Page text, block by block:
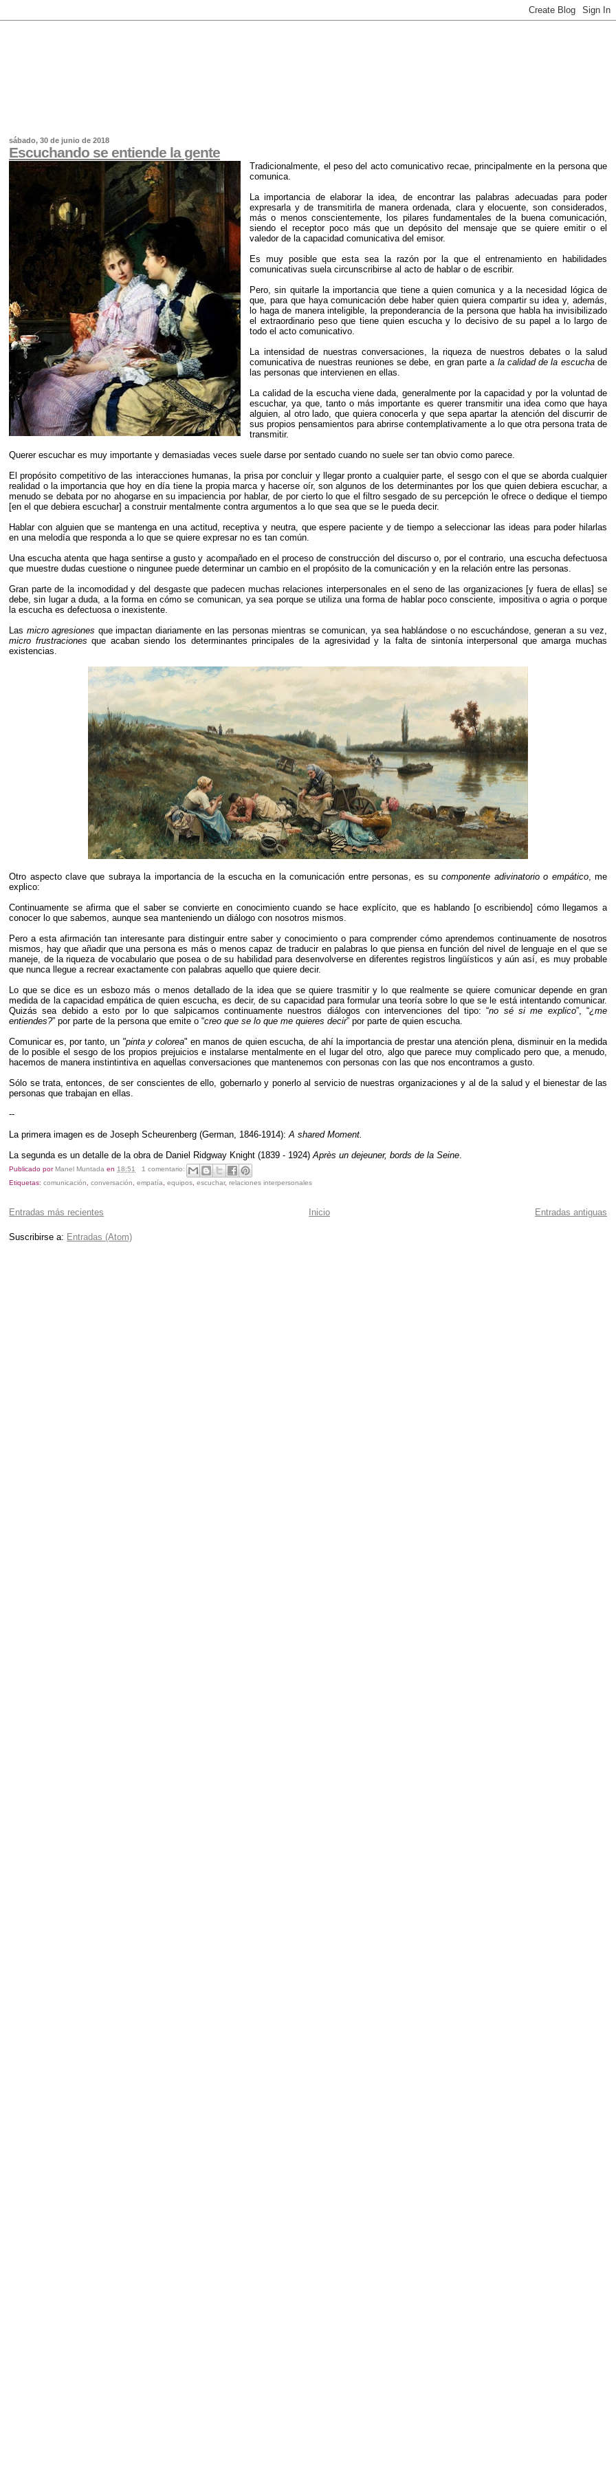
sábado, 30 de junio de 2018
Escuchando se entiende la gente
Tradicionalmente, el peso del acto comunicativo recae, principalmente en la persona que
comunica.
La importancia de elaborar la idea, de encontrar las palabras adecuadas para poder
expresarla y de transmitirla de manera ordenada, clara y elocuente, son considerados,
más o menos conscientemente, los pilares fundamentales de la buena comunicación,
siendo el receptor poco más que un depósito del mensaje que se quiere emitir o el
valedor de la capacidad comunicativa del emisor.
Es muy posible que esta sea la razón por la que el entrenamiento en habilidades
comunicativas suela circunscribirse al acto de hablar o de escribir.
Pero, sin quitarle la importancia que tiene a quien comunica y a la necesidad lógica de
que, para que haya comunicación debe haber quien quiera compartir su idea y, además,
lo haga de manera inteligible, la preponderancia de la persona que habla ha invisibilizado
el extraordinario peso que tiene quien escucha y lo decisivo de su papel a lo largo de
todo el acto comunicativo.
La intensidad de nuestras conversaciones, la riqueza de nuestros debates o la salud
comunicativa de nuestras reuniones se debe, en gran parte a la calidad de la escuchade
las personas que intervienen en ellas.
La calidad de la escucha viene dada, generalmente por la capacidad y por la voluntad de
escuchar, ya que, tanto o más importante es querer transmitir una idea como que haya
alguien, al otro lado, que quiera conocerla y que sepa apartar la atención del discurrir de
sus propios pensamientos para abrirse contemplativamente a lo que otra persona trata de
transmitir.
Querer escuchar es muy importante y demasiadas veces suele darse por sentado cuando no suele ser tan obvio como parece.
El propósito competitivo de las interacciones humanas, la prisa por concluir y llegar pronto a cualquier parte, el sesgo con el que se aborda cualquier
realidad o la importancia que hoy en día tiene la propia marca y hacerse oír, son algunos de los determinantes por los que quien debiera escuchar, a
menudo se debata por no ahogarse en su impaciencia por hablar, de por cierto lo que el filtro sesgado de su percepción le ofrece o dedique el tiempo
[en el que debiera escuchar] a construir mentalmente contra argumentos a lo que sea que se le pueda decir.
Hablar con alguien que se mantenga en una actitud, receptiva y neutra, que espere paciente y de tiempo a seleccionar las ideas para poder hilarlas
en una melodía que responda a lo que se quiere expresar no es tan común.
Una escucha atenta que haga sentirse a gusto y acompañado en el proceso de construcción del discurso o, por el contrario, una escucha defectuosa
que muestre dudas cuestione o ningunee puede determinar un cambio en el propósito de la comunicación y en la relación entre las personas.
Gran parte de la incomodidad y del desgaste que padecen muchas relaciones interpersonales en el seno de las organizaciones [y fuera de ellas] se
debe, sin lugar a duda, a la forma en cómo se comunican, ya sea porque se utiliza una forma de hablar poco consciente, impositiva o agria o porque
la escucha es defectuosa o inexistente.
Las micro agresiones que impactan diariamente en las personas mientras se comunican, ya sea hablándose o no escuchándose, generan a su vez,
micro frustraciones que acaban siendo los determinantes principales de la agresividad y la falta de sintonía interpersonal que amarga muchas
existencias.
Otro aspecto clave que subraya la importancia de la escucha en la comunicación entre personas, es sucomponente adivinatorio o empático, me
explico:
Continuamente se afirma que el saber se convierte en conocimiento cuando se hace explícito, que es hablando [o escribiendo] cómo llegamos a
conocer lo que sabemos, aunque sea manteniendo un diálogo con nosotros mismos.
Pero a esta afirmación tan interesante para distinguir entre saber y conocimiento o para comprender cómo aprendemos continuamente de nosotros
mismos, hay que añadir que una persona es más o menos capaz de traducir en palabras lo que piensa en función del nivel de lenguaje en el que se
maneje, de la riqueza de vocabulario que posea o de su habilidad para desenvolverse en diferentes registros lingüísticos y aún así, es muy probable
que nunca llegue a recrear exactamente con palabras aquello que quiere decir.
Lo que se dice es un esbozo más o menos detallado de la idea que se quiere trasmitir y lo que realmente se quiere comunicar depende en gran
medida de la capacidad empática de quien escucha, es decir, de su capacidad para formular una teoría sobre lo que se le está intentando comunicar.
Quizás sea debido a esto por lo que salpicamos continuamente nuestros diálogos con intervenciones del tipo: “no sé si me explico”, “¿me
entiendes?” por parte de la persona que emite o “creo que se lo que me quieres decir” por parte de quien escucha.
Comunicar es, por tanto, un "pinta y colorea" en manos de quien escucha, de ahí la importancia de prestar una atención plena, disminuir en la medida
de lo posible el sesgo de los propios prejuicios e instalarse mentalmente en el lugar del otro, algo que parece muy complicado pero que, a menudo,
hacemos de manera instintintiva en aquellas conversaciones que mantenemos con personas con las que nos encontramos a gusto.
Sólo se trata, entonces, de ser conscientes de ello, gobernarlo y ponerlo al servicio de nuestras organizaciones y al de la salud y el bienestar de las
personas que trabajan en ellas.
--
La primera imagen es de Joseph Scheurenberg (German, 1846-1914):A shared Moment.
La segunda es un detalle de la obra de Daniel Ridgway Knight (1839 - 1924)Après un dejeuner, bords de la Seine.
Publicado por Manel Muntada en 18:51
1 comentario:
Etiquetas:comunicación ,conversación ,empatía ,equipos ,escuchar,relaciones interpersonales
Entradas más recientes Entradas antiguas
Inicio
Suscribirse a: Entradas (Atom)